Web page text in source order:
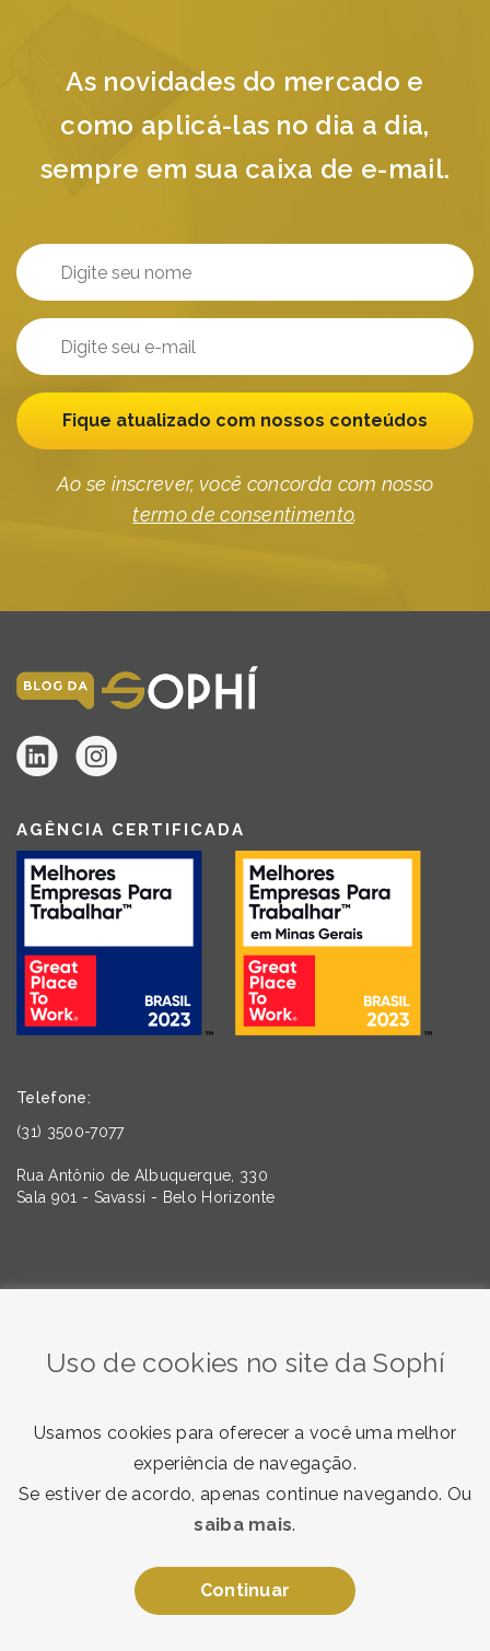
As novidades do mercado e
como aplicá-las no dia a dia,
sempre em sua caixa de e-mail.
Fique atualizado com nossos conteúdos
Ao se inscrever, você concorda com nosso
termo de consentimento.
AGÊNCIA CERTIFICADA
Telefone:
(31) 3500-7077
Rua Antônio de Albuquerque, 330
Sala 901 - Savassi - Belo Horizonte
Quero receber
Ao enviar, você concorda com nossotermo de consentimento
Uso de cookies no site da Sophí
Usamos cookies para oferecer a você uma melhor
experiência de navegação.
Se estiver de acordo, apenas continue navegando. Ou
saiba mais.
Continuar